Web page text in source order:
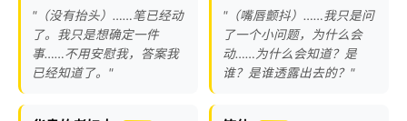
"（没有抬头）……笔已经动
了。我只是想确定一件
事……不用安慰我，答案我
已经知道了。"
"（嘴唇颤抖）……我只是问
了一个小问题，为什么会
动……为什么会知道？是
谁？是谁透露出去的？"